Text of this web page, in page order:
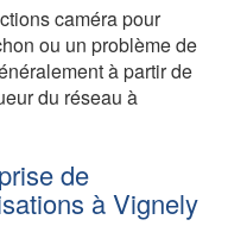
caméra pour
ou un problème de
à partir de
du réseau à
de
à Vignely